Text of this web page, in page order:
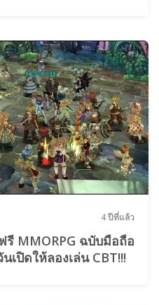
4 ปีที่แล้ว
MMORPG ฉบับมือถือ
ปิดให้ลองเล่น CBT!!!